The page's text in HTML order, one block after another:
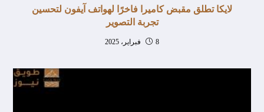
لايكا تطلق مقبض كاميرا فاخرًا لهواتف آيفون لتحسين
تجربة التصوير
8 فبراير، 2025